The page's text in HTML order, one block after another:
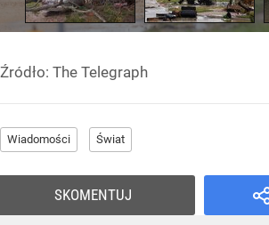
Źródło: The Telegraph
Wiadomości Świat
SKOMENTUJ